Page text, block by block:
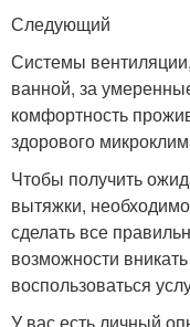
Следующий
Системы
ванной, за
комфортность
здорового
Чтобы получить
вытяжки,
сделать все
возможности
воспользоваться
У вас есть личный